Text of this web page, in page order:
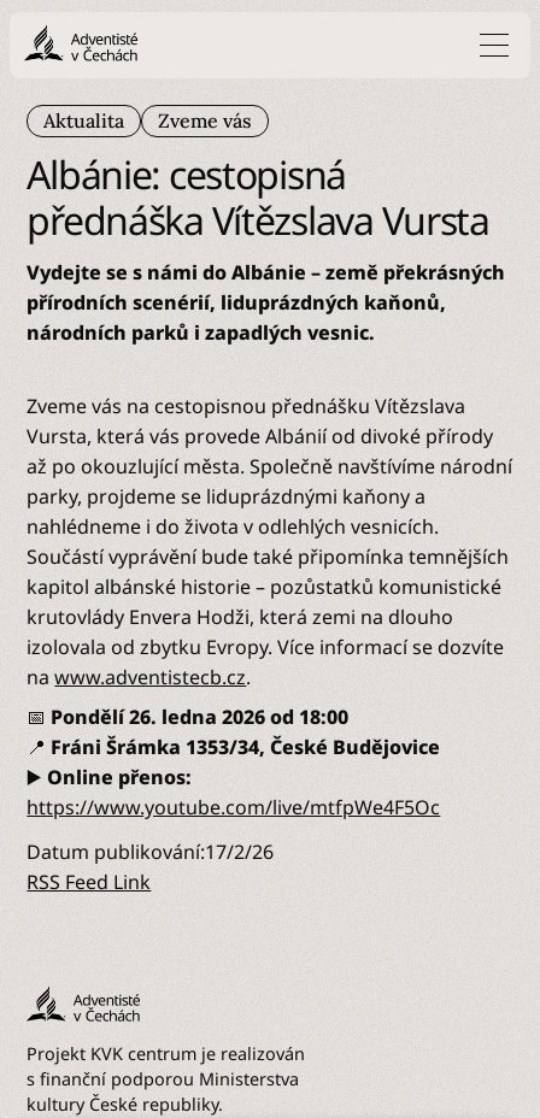
Aktualita Zveme vás
Albánie: cestopisná
přednáška Vítězslava Vursta
Vydejte se s námi do Albánie – země překrásných
přírodních scenérií, liduprázdných kaňonů,
národních parků i zapadlých vesnic.
Zveme vás na cestopisnou přednášku Vítězslava
Vursta, která vás provede Albánií od divoké přírody
až po okouzlující města. Společně navštívíme národní
parky, projdeme se liduprázdnými kaňony a
nahlédneme i do života v odlehlých vesnicích.
Součástí vyprávění bude také připomínka temnějších
kapitol albánské historie – pozůstatků komunistické
krutovlády Envera Hodži, která zemi na dlouho
izolovala od zbytku Evropy. Více informací se dozvíte
nawww.adventistecb.cz.
📅 Pondělí 26. ledna 2026 od 18:00
📍 Fráni Šrámka 1353/34, České Budějovice
▶️Online přenos:
https://www.youtube.com/live/mtfpWe4F5Oc
Datum publikování:17/2/26
RSS Feed Link
Projekt KVK centrum je realizován
s finanční podporou Ministerstva
kultury České republiky.